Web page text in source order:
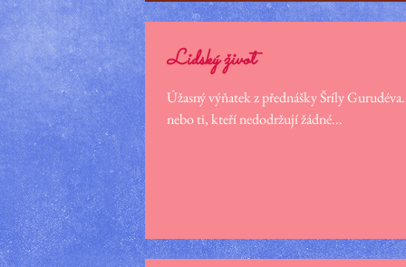
Lidský život
Úžasný výňatek z přednášky Šríly
nebo ti, kteří nedodržují žádné...